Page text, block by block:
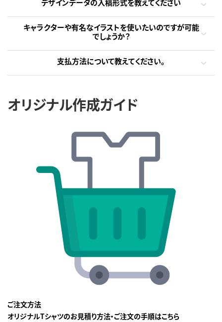
デザインデータの入稿形式を教えてください
キャラクターや有名なイラストを使いたいのですが可能
でしょうか？
支払方法について教えてください。
オリジナル作成ガイド
ご注文方法
オリジナルTシャツのお見積り方法・ご注文の手順はこちら